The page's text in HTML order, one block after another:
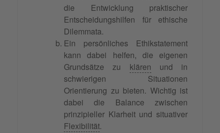
die Entwicklung praktischer
Entscheidungshilfen für ethische
Dilemmata.
Ein persönliches Ethikstatement
kann dabei helfen, die eigenen
Grundsätze zu klären und in
schwierigen Situationen
Orientierung zu bieten. Wichtig ist
dabei die Balance zwischen
prinzipieller Klarheit und situativer
Flexibilität.